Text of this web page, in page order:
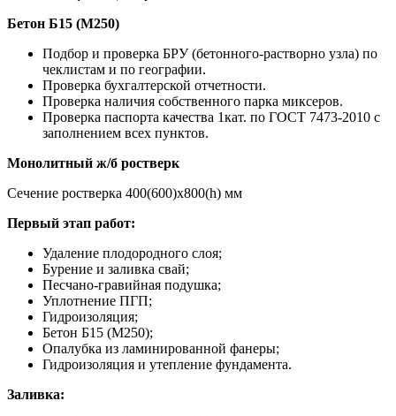
Бетон Б15 (М250)
Подбор и проверка БРУ (бетонного-растворно узла) по
чеклистам и по географии.
Проверка бухгалтерской отчетности.
Проверка наличия собственного парка миксеров.
Проверка паспорта качества 1кат. по ГОСТ 7473-2010 с
заполнением всех пунктов.
Монолитный ж/б ростверк
Сечение ростверка 400(600)х800(h) мм
Первый этап работ:
Удаление плодородного слоя;
Бурение и заливка свай;
Песчано-гравийная подушка;
Уплотнение ПГП;
Гидроизоляция;
Бетон Б15 (М250);
Опалубка из ламинированной фанеры;
Гидроизоляция и утепление фундамента.
Заливка: